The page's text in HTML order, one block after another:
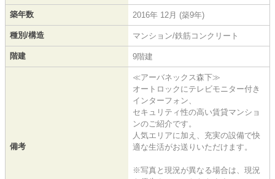
築年数 2016年 12月 (築9年)
種別/構造 マンション/鉄筋コンクリート
階建 9階建
備考
≪アーバネックス森下≫
オートロックにテレビモニター付き
インターフォン、
セキュリティ性の高い賃貸マンショ
ンのご紹介です。
人気エリアに加え、充実の設備で快
適な生活がお送りいただけます。
※写真と現況が異なる場合は、現況